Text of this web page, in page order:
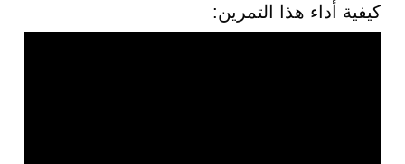
كيفية أداء هذا التمرين: